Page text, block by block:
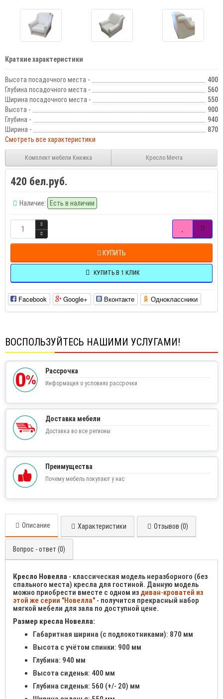
Краткие характеристики
Высота посадочного места -
400
Глубина посадочного места -
560
Ширина посадочного места -
550
Высота -
900
Глубина -
940
Ширина -
870
Смотреть все характеристики
Комплект мебели Книжка Кресло Мечта
420 бел.руб.
Наличие: Есть в наличии
КУПИТЬ
КУПИТЬ В 1 КЛИК
Facebook Google+ Вконтакте Одноклассники
ВОСПОЛЬЗУЙТЕСЬ НАШИМИ УСЛУГАМИ!
Рассрочка
Информация о условиях рассрочки
Доставка мебели
Доставка во все регионы
Преимущества
Почему мебель покупают у нас
Описание Характеристики Отзывов (0)
Вопрос - ответ (0)
Кресло Новелла - классическая модель неразборного (без
спального места) кресла для гостиной. Данную модель
можно приобрести вместе с одном из диван-кроватей из
этой же серии "Новелла" - получится прекрасный набор
мягкой мебели для зала по доступной цене.
Размер кресла Новелла:
Габаритная ширина (с подлокотниками): 870 мм
Высота с учётом спинки: 900 мм
Глубина: 940 мм
Высота сиденья: 400 мм
Глубина сиденья: 560 (+/- 20) мм